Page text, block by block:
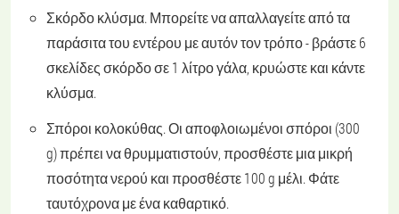
Σκόρδο κλύσμα. Μπορείτε να απαλλαγείτε από τα
παράσιτα του εντέρου με αυτόν τον τρόπο - βράστε 6
σκελίδες σκόρδο σε 1 λίτρο γάλα, κρυώστε και κάντε
κλύσμα.
Σπόροι κολοκύθας. Οι αποφλοιωμένοι σπόροι (300
g) πρέπει να θρυμματιστούν, προσθέστε μια μικρή
ποσότητα νερού και προσθέστε 100 g μέλι. Φάτε
ταυτόχρονα με ένα καθαρτικό.